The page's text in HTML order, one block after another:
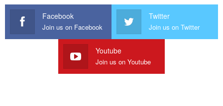
Facebook
Join us on Facebook
Twitter
Join us on Twitter
Youtube
Join us on Youtube